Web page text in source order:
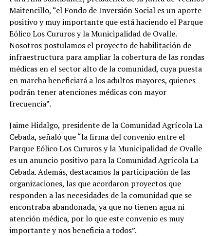
Maitencillo, “el Fondo de Inversión Social es un aporte
positivo y muy importante que está haciendo el Parque
Eólico Los Cururos y la Municipalidad de Ovalle.
Nosotros postulamos el proyecto de habilitación de
infraestructura para ampliar la cobertura de las rondas
médicas en el sector alto de la comunidad, cuya puesta
en marcha beneficiará a los adultos mayores, quienes
podrán tener atenciones médicas con mayor
frecuencia”.
Jaime Hidalgo, presidente de la Comunidad Agrícola La
Cebada, señaló que “la firma del convenio entre el
Parque Eólico Los Cururos y la Municipalidad de Ovalle
es un anuncio positivo para la Comunidad Agrícola La
Cebada. Además, destacamos la participación de las
organizaciones, las que acordaron proyectos que
responden a las necesidades de la comunidad que se
encontraba abandonada, ya que no tienen agua ni
atención médica, por lo que este convenio es muy
importante y nos beneficia a todos”.